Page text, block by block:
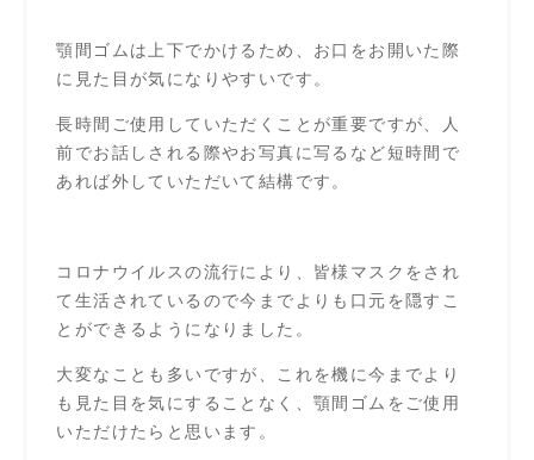
顎間ゴムは上下でかけるため、お口をお開いた際
に見た目が気になりやすいです。
長時間ご使用していただくことが重要ですが、人
前でお話しされる際やお写真に写るなど短時間で
あれば外していただいて結構です。
コロナウイルスの流行により、皆様マスクをされ
て生活されているので今までよりも口元を隠すこ
とができるようになりました。
大変なことも多いですが、これを機に今までより
も見た目を気にすることなく、顎間ゴムをご使用
いただけたらと思います。